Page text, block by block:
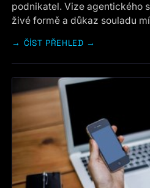
podnikatel. Vize agentického
živé formě a důkaz souladu
ČÍST PŘEHLED →